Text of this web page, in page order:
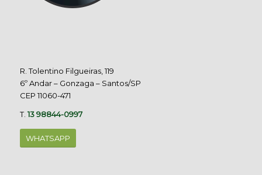
R. Tolentino Filgueiras, 119
6º Andar – Gonzaga – Santos/SP
CEP 11060-471
T.13 98844-0997
WHATSAPP